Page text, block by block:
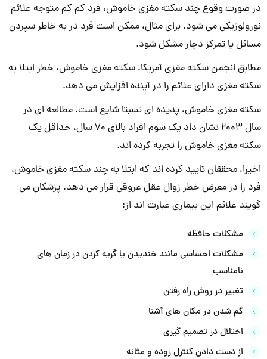
در صورت وقوع چند سکته مغزی خاموش، فرد کم کم متوجه علائم
نورولوژیکی می شود. برای مثال، ممکن است فرد در به خاطر سپردن
مسائل یا تمرکز دچار مشکل شود.
مطابق انجمن سکته مغزی آمریکا، سکته مغزی خاموش، خطر ابتلا به
سکته مغزی دارای علائم را در آینده افزایش می دهد.
سکته مغزی خاموش، پدیده ای نسبتا شایع است. مطالعه ای در
سال 2003 نشان داد یک سوم افراد بالای 70 سال، حداقل یک
سکته مغزی خاموش را تجربه کرده اند.
اخیرا، محققان تایید کرده اند که ابتلا به چند سکته مغزی خاموش،
فرد را در معرض خطر زوال عقل عروقی قرار می دهد. پزشکان می
گویند علائم این بیماری عبارت اند از:
مشکلات حافظه
مشکلات احساسی مانند خندیدن یا گریه کردن در زمان های
نامناسب
تغییر در روش راه رفتن
گم شدن در مکان های آشنا
اختلال در تصمیم گیری
از دست دادن کنترل روده و مثانه